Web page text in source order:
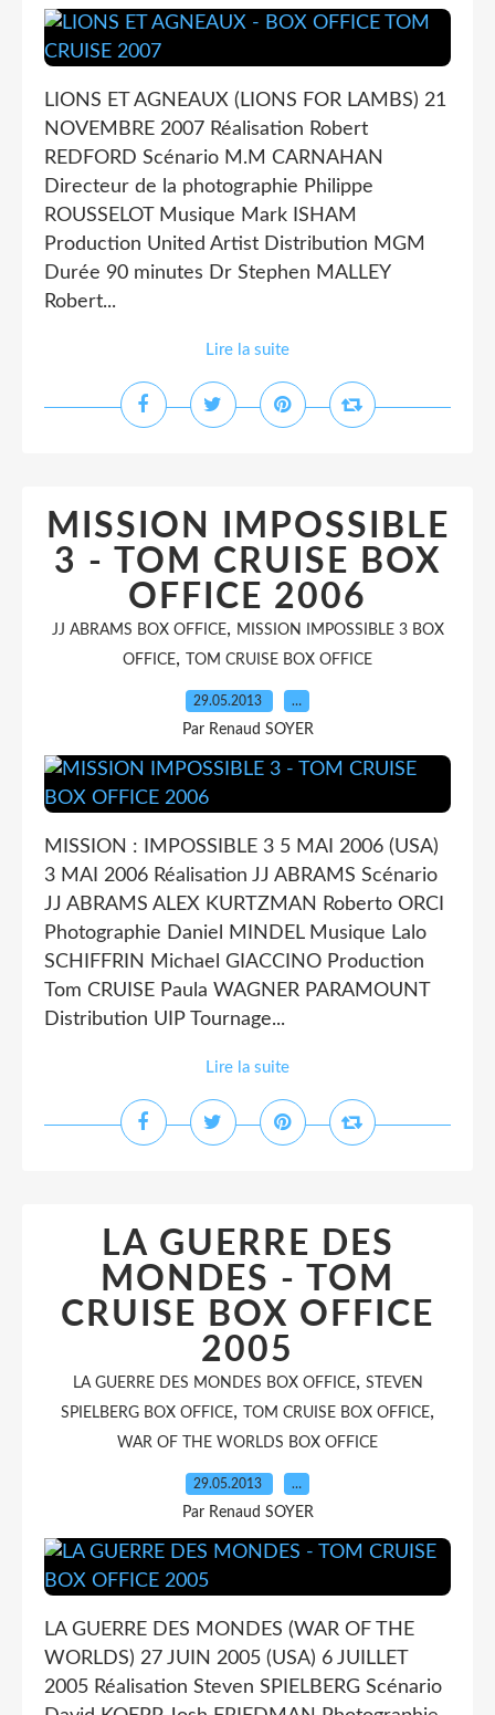
LIONS ET AGNEAUX (LIONS FOR LAMBS) 21
NOVEMBRE 2007 Réalisation Robert
REDFORD Scénario M.M CARNAHAN
Directeur de la photographie Philippe
ROUSSELOT Musique Mark ISHAM
Production United Artist Distribution MGM
Durée 90 minutes Dr Stephen MALLEY
Robert...
Lire la suite
MISSION IMPOSSIBLE
3 - TOM CRUISE BOX
OFFICE 2006
JJ ABRAMS BOX OFFICE, MISSION IMPOSSIBLE 3 BOX
OFFICE, TOM CRUISE BOX OFFICE
29.05.2013 …
Par Renaud SOYER
MISSION : IMPOSSIBLE 3 5 MAI 2006 (USA)
3 MAI 2006 Réalisation JJ ABRAMS Scénario
JJ ABRAMS ALEX KURTZMAN Roberto ORCI
Photographie Daniel MINDEL Musique Lalo
SCHIFFRIN Michael GIACCINO Production
Tom CRUISE Paula WAGNER PARAMOUNT
Distribution UIP Tournage...
Lire la suite
LA GUERRE DES
MONDES - TOM
CRUISE BOX OFFICE
2005
LA GUERRE DES MONDES BOX OFFICE, STEVEN
SPIELBERG BOX OFFICE, TOM CRUISE BOX OFFICE,
WAR OF THE WORLDS BOX OFFICE
29.05.2013 …
Par Renaud SOYER
LA GUERRE DES MONDES (WAR OF THE
WORLDS) 27 JUIN 2005 (USA) 6 JUILLET
2005 Réalisation Steven SPIELBERG Scénario